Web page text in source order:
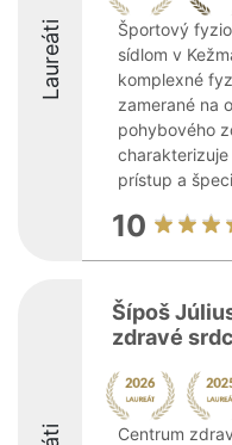
Laureáti
Športový
sídlom v
komplexné
zamerané na
pohybového
prístup a
10
Šípoš
zdravé
Centrum